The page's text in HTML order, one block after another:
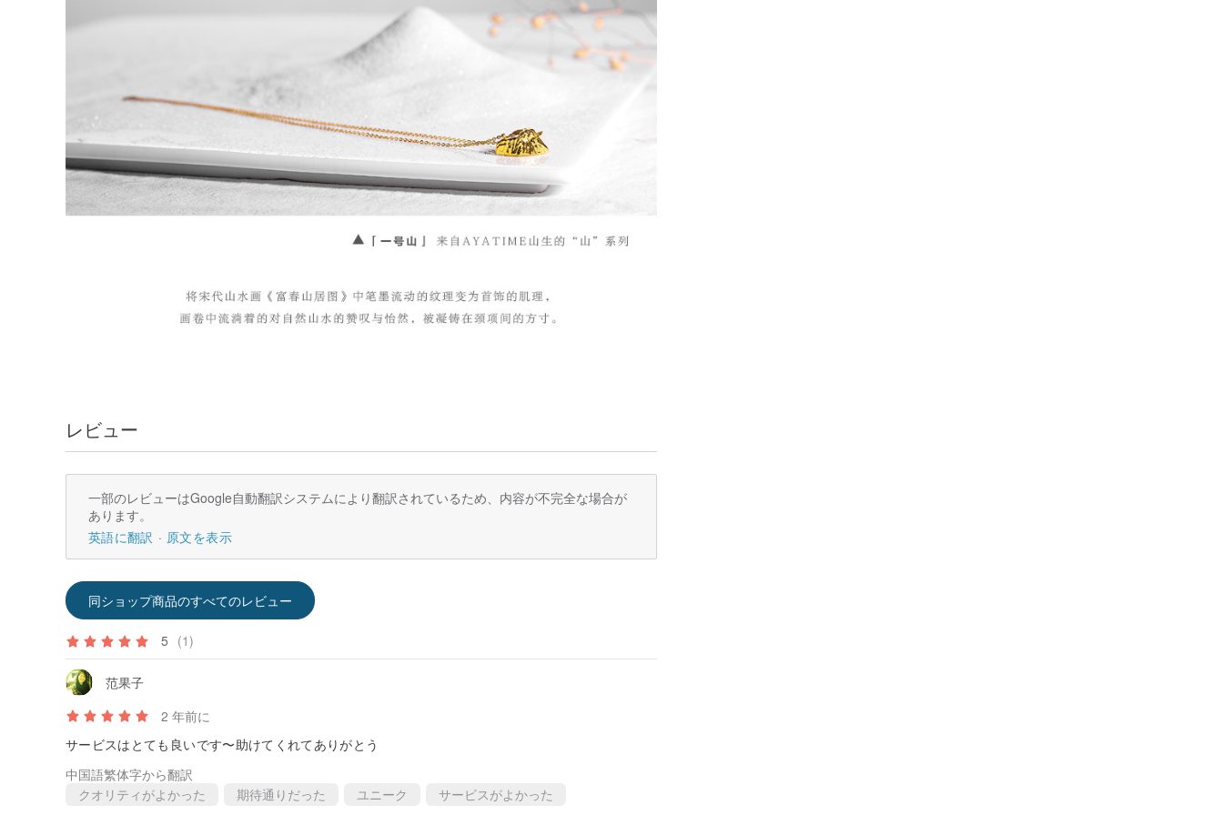
レビュー
一部のレビューはGoogle自動翻訳システムにより翻訳されているため、内容が不完全な場合が
あります。
英語に翻訳
原文を表示
同ショップ商品のすべてのレビュー
5 (1)
范果子
2 年前に
サービスはとても良いです〜助けてくれてありがとう
中国語繁体字から翻訳
クオリティがよかった
期待通りだった ユニーク サービスがよかった